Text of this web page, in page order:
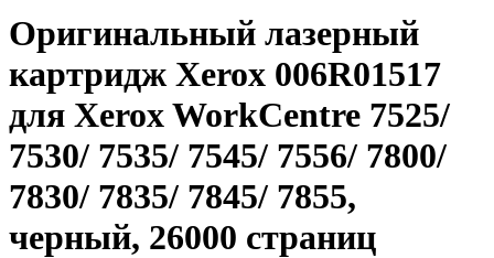
Оригинальный лазерный
картридж Xerox 006R01517
для Xerox WorkCentre 7525/
7530/ 7535/ 7545/ 7556/ 7800/
7830/ 7835/ 7845/ 7855,
черный, 26000 страниц